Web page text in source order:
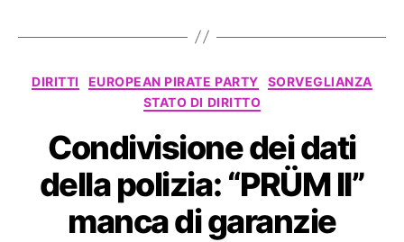
Categorie
DIRITTI EUROPEAN PIRATE PARTY
SORVEGLIANZA
STATO DI DIRITTO
Condivisione dei dati
della polizia: “PRÜM II”
manca di garanzie